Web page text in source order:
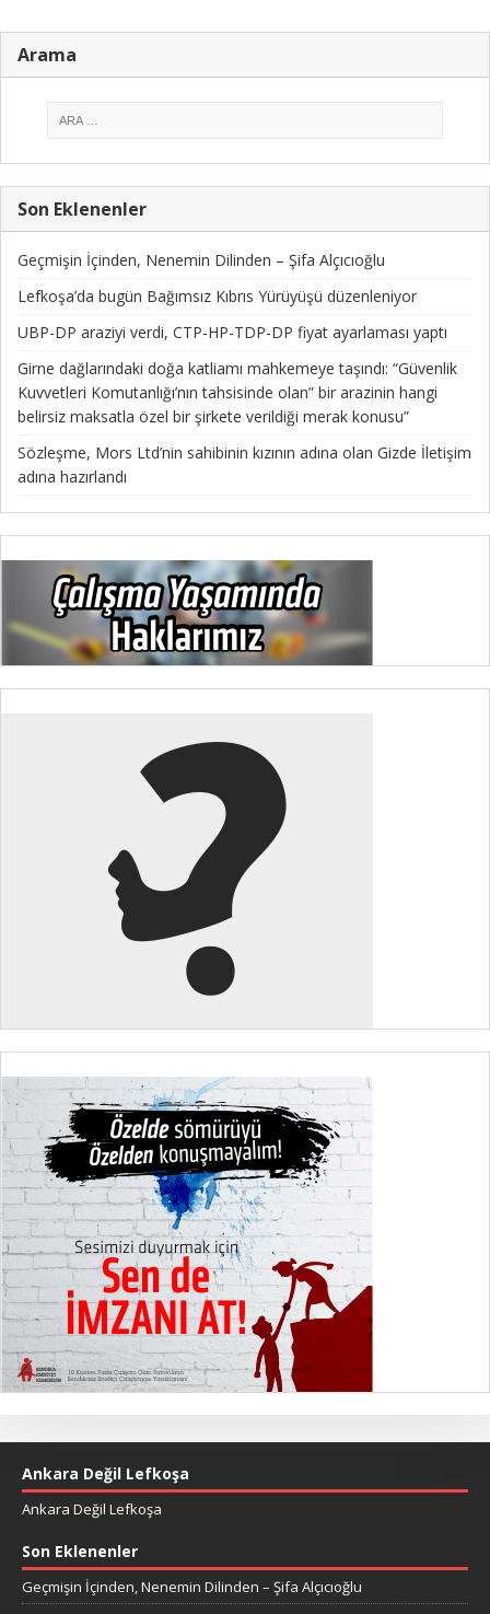
Arama
Son Eklenenler
Geçmişin İçinden, Nenemin Dilinden – Şifa Alçıcıoğlu
Lefkoşa’da bugün Bağımsız Kıbrıs Yürüyüşü düzenleniyor
UBP-DP araziyi verdi, CTP-HP-TDP-DP fiyat ayarlaması yaptı
Girne dağlarındaki doğa katliamı mahkemeye taşındı: “Güvenlik
Kuvvetleri Komutanlığı’nın tahsisinde olan” bir arazinin hangi
belirsiz maksatla özel bir şirkete verildiği merak konusu”
Sözleşme, Mors Ltd’nin sahibinin kızının adına olan Gizde İletişim
adına hazırlandı
Ankara Değil Lefkoşa
Ankara Değil Lefkoşa
Son Eklenenler
Geçmişin İçinden, Nenemin Dilinden – Şifa Alçıcıoğlu